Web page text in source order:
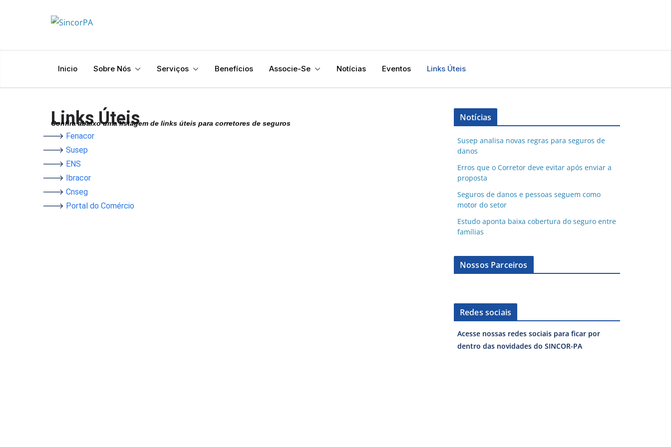
Inicio Sobre Nós Serviços Benefícios Associe-Se Notícias Eventos Links Úteis
Links Úteis
Confira abaixo uma listagem de links úteis para corretores de seguros
Fenacor
Susep
ENS
Ibracor
Cnseg
Portal do Comércio
Notícias
Susep analisa novas regras para seguros de
danos
Erros que o Corretor deve evitar após enviar a
proposta
Seguros de danos e pessoas seguem como
motor do setor
Estudo aponta baixa cobertura do seguro entre
famílias
Nossos Parceiros
Redes sociais
Acesse nossas redes sociais para ficar por
dentro das novidades do SINCOR-PA